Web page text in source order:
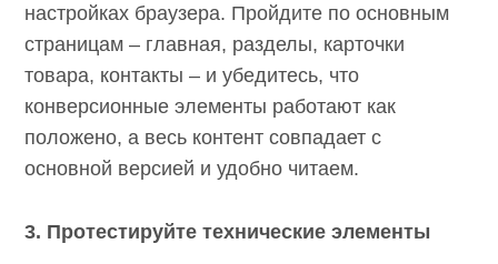
настройках браузера. Пройдите по основным
страницам – главная, разделы, карточки
товара, контакты – и убедитесь, что
конверсионные элементы работают как
положено, а весь контент совпадает с
основной версией и удобно читаем.
3. Протестируйте технические элементы